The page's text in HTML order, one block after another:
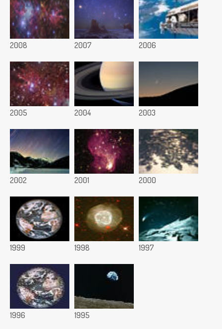
2008 2007 2006
2005 2004 2003
2002 2001 2000
1999 1998 1997
1996 1995